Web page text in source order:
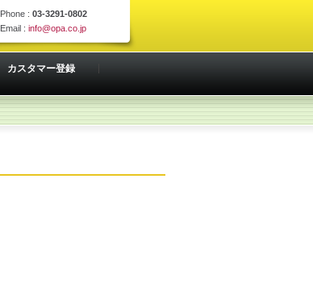
Phone : 03-3291-0802
Email : info@opa.co.jp
カスタマー登録